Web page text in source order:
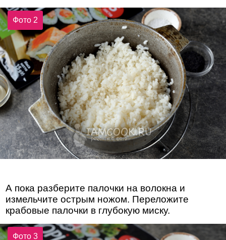
Фото 2
А пока разберите палочки на волокна и
измельчите острым ножом. Переложите
крабовые палочки в глубокую миску.
Фото 3